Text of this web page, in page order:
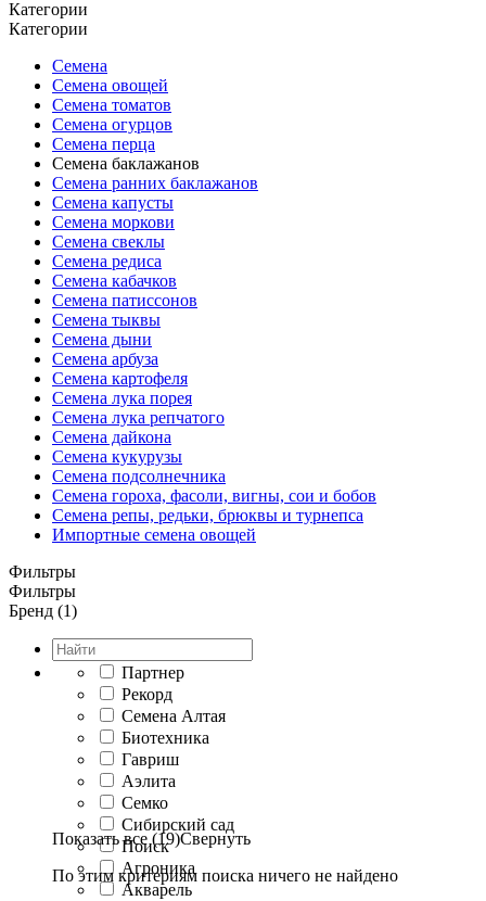
Категории
Категории
Семена
Семена овощей
Семена томатов
Семена огурцов
Семена перца
Семена баклажанов
Семена ранних баклажанов
Семена капусты
Семена моркови
Семена свеклы
Семена редиса
Семена кабачков
Семена патиссонов
Семена тыквы
Семена дыни
Семена арбуза
Семена картофеля
Семена лука порея
Семена лука репчатого
Семена дайкона
Семена кукурузы
Семена подсолнечника
Семена гороха, фасоли, вигны, сои и бобов
Семена репы, редьки, брюквы и турнепса
Импортные семена овощей
Фильтры
Фильтры
Бренд (1)
Партнер
Рекорд
Семена Алтая
Биотехника
Гавриш
Аэлита
Семко
Сибирский сад
Поиск
Агроника
Акварель
Показать все (19)Свернуть
По этим критериям поиска ничего не найдено